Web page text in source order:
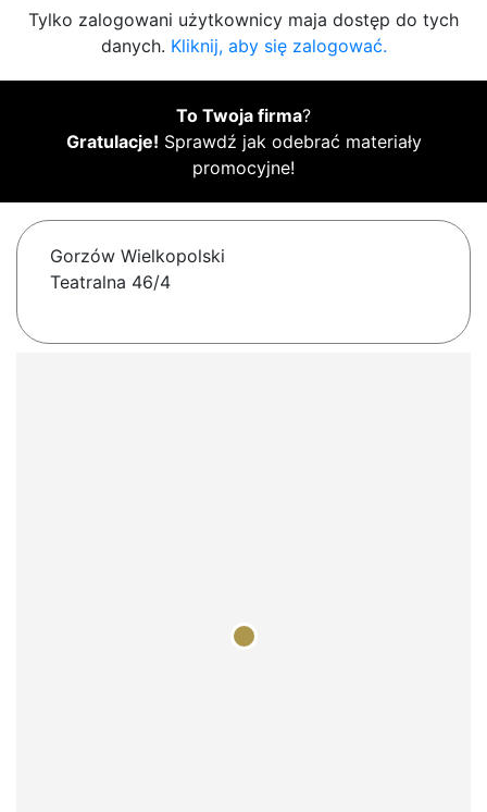
Tylko zalogowani użytkownicy maja dostęp do tych
danych. Kliknij, aby się zalogować.
To Twoja firma?
Gratulacje! Sprawdź jak odebrać materiały
promocyjne!
Gorzów Wielkopolski
Teatralna 46/4